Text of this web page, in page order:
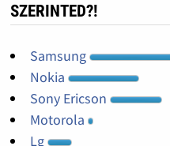
SZERINTED?!
Samsung
Nokia
Sony Ericson
Motorola
Lg